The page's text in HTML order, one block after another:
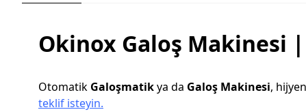
Okinox Galoş Makinesi
Otomatik Galoşmatikya da Galoş Makinesi,
teklif isteyin.